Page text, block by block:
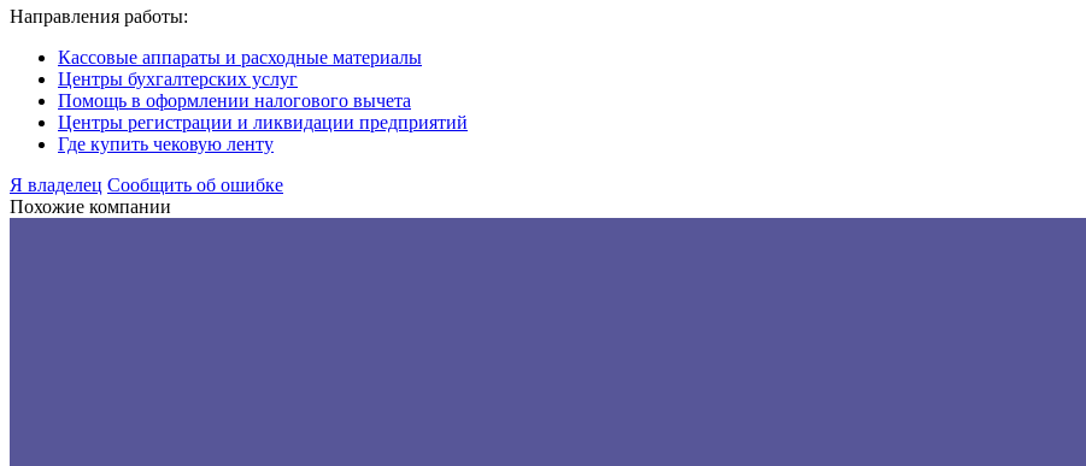
Направления работы:
Кассовые аппараты и расходные материалы
Центры бухгалтерских услуг
Помощь в оформлении налогового вычета
Центры регистрации и ликвидации предприятий
Где купить чековую ленту
Я владелец Сообщить об ошибке
Похожие компании